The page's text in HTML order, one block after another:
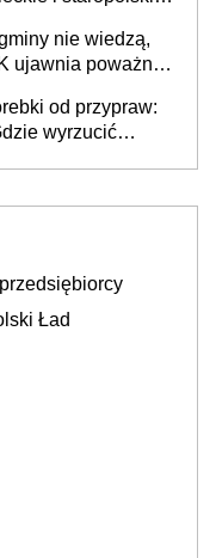
nie wiedzą,
ujawnia poważną
od przypraw:
wyrzucić
Ład